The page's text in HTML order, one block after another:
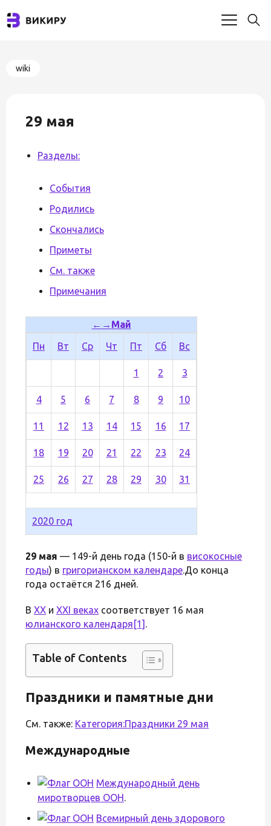
wiki
29 мая
Разделы:
События
Родились
Скончались
Приметы
См. также
Примечания
← → Май
Пн
Вт Ср Чт Пт Сб Вс
1 2 3
4 5 6 7 8 9 10
11 12 13 14 15 16 17
18 19 20 21 22 23 24
25 26 27 28 29 30 31
2020 год
29 мая — 149-й день года (150-й в високосные
годы) в григорианском календаре.До конца
года остаётся 216 дней.
В XX и XXI веках соответствует 16 мая
юлианского календаря [1] .
Table of Contents
Праздники и памятные дни
См. также: Категория:Праздники 29 мая
Международные
Международный день
миротворцев ООН.
Всемирный день здорового